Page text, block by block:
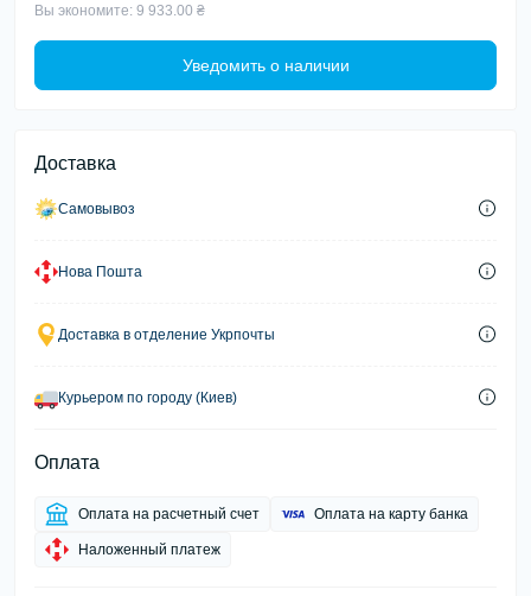
Вы экономите: 9 933.00 ₴
Уведомить о наличии
Доставка
Самовывоз
Нова Пошта
Доставка в отделение Укрпочты
Курьером по городу (Киев)
Оплата
Оплата на расчетный счет Оплата на карту банка
Наложенный платеж